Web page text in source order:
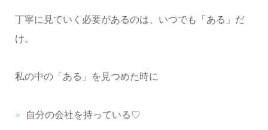
丁寧に見ていく必要があるのは、いつでも「ある」だ
け。
私の中の「ある」を見つめた時に
自分の会社を持っている♡